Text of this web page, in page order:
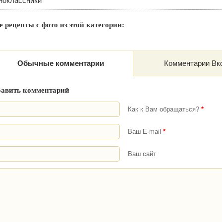
рецепты с фото из этой категории:
Обычные комментарии Комментарии
комментарий
Как к Вам обращаться? *
Ваш E-mail *
Ваш сайт